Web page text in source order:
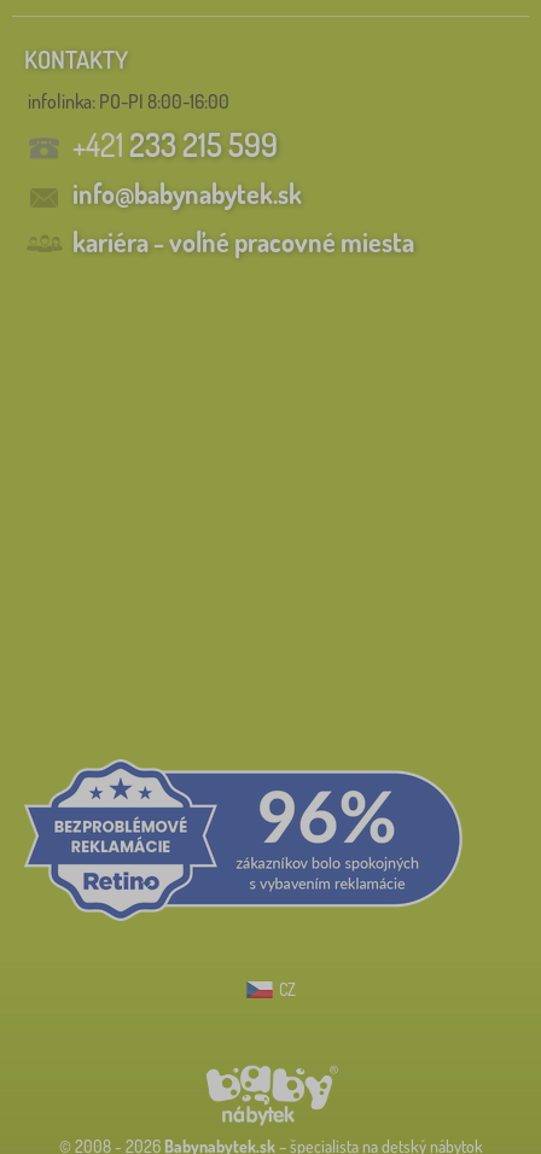
KONTAKTY
infolinka: PO-PI 8:00-16:00
+421233 215 599
info@babynabytek.sk
kariéra - voľné pracovné miesta
CZ
© 2008 - 2026 Babynabytek.sk– špecialista na detský nábytok